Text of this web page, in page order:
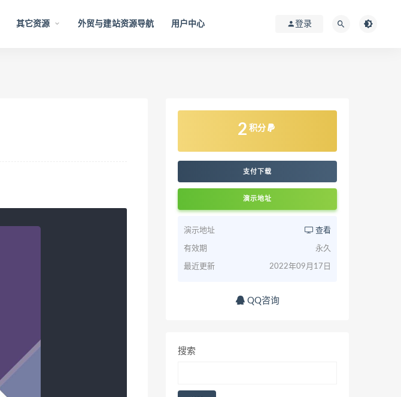
其它资源 外贸与建站资源导航 用户中心 登录
2 积分
支付下载
演示地址
演示地址 查看
有效期 永久
最近更新 2022年09月17日
QQ咨询
搜索